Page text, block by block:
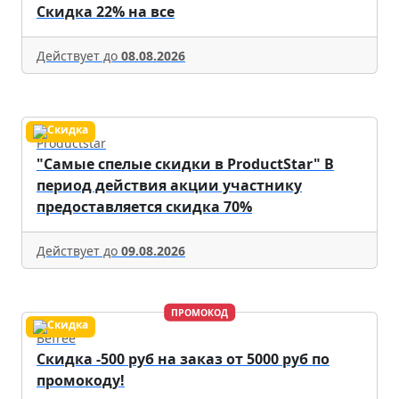
Скидка 22% на все
Действует до 08.08.2026
Productstar
"Самые спелые скидки в ProductStar" В
период действия акции участнику
предоставляется скидка 70%
Действует до 09.08.2026
ПРОМОКОД
Befree
Скидка -500 руб на заказ от 5000 руб по
промокоду!